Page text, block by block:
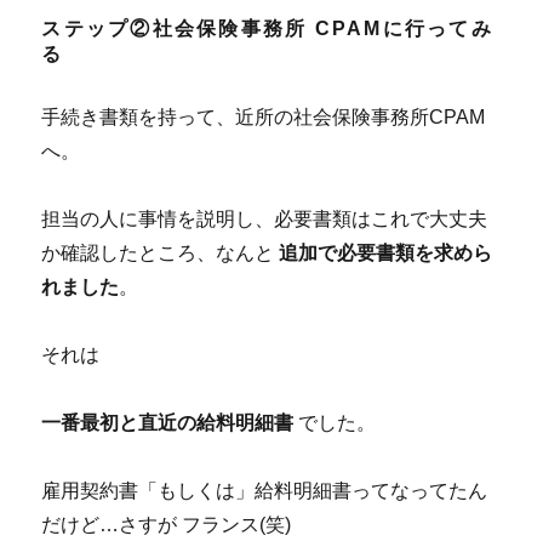
ステップ②社会保険事務所 CPAMに行ってみ
る
手続き書類を持って、近所の社会保険事務所CPAM
へ。
担当の人に事情を説明し、必要書類はこれで大丈夫
か確認したところ、なんと追加で必要書類を求めら
れました。
それは
一番最初と直近の給料明細書 でした。
雇用契約書「もしくは」給料明細書ってなってたん
だけど…さすが フランス(笑)